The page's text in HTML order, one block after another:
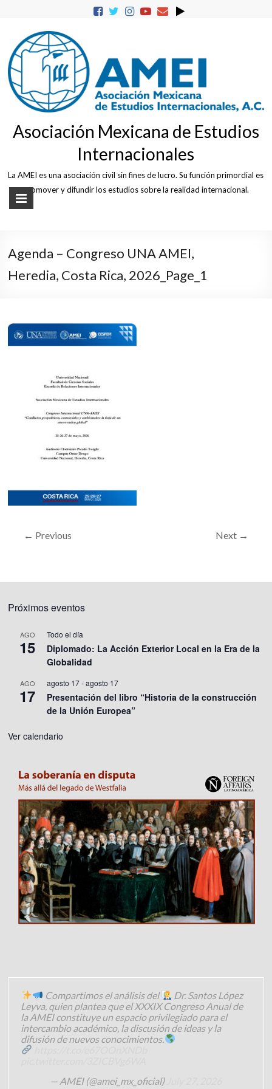
Asociación Mexicana de Estudios
Internacionales
La AMEI es una asociación civil sin fines de lucro. Su función primordial es
promover y difundir los estudios sobre la realidad internacional.
Agenda – Congreso UNA AMEI,
Heredia, Costa Rica, 2026_Page_1
← Previous Next →
Próximos eventos
AGO
15
Todo el día
Diplomado: La Acción Exterior Local en la Era de la
Globalidad
AGO
17
agosto 17-agosto 17
Presentación del libro “Historia de la construcción
de la Unión Europea”
Ver calendario
Compartimos el análisis del
Dr. Santos López
Leyva, quien plantea que el XXXIX Congreso Anual de
la AMEI constituye un espacio privilegiado para el
intercambio académico, la discusión de ideas y la
difusión de nuevos conocimientos.
— AMEI (@amei_mx_oficial)